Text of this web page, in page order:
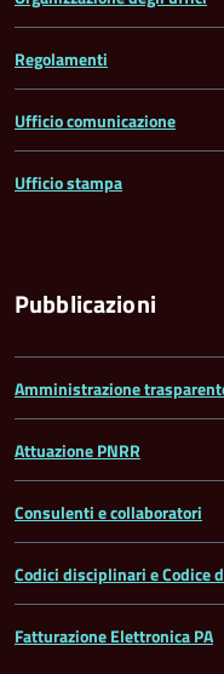
Regolamenti
Ufficio comunicazione
Ufficio stampa
Pubblicazioni
Amministrazione
Attuazione PNRR
Consulenti e collaboratori
Codici disciplinari e Codice
Fatturazione Elettronica PA